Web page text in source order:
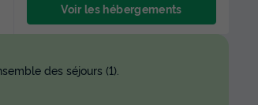
Voir les hébergements
des séjours (1).